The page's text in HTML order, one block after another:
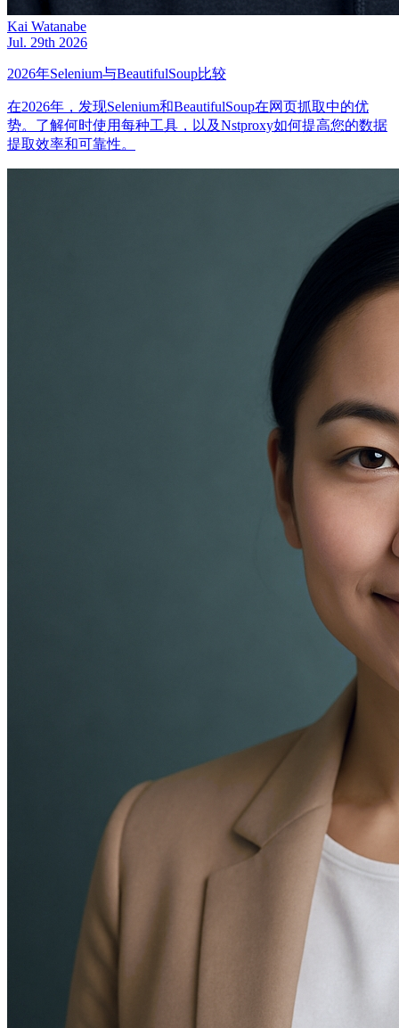
Kai Watanabe
Jul. 29th 2026
2026年Selenium与BeautifulSoup比较
在2026年，发现Selenium和BeautifulSoup在网页抓取中的优
势。了解何时使用每种工具，以及Nstproxy如何提高您的数据
提取效率和可靠性。